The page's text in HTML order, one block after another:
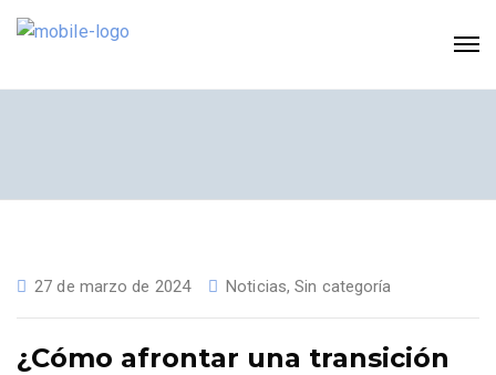
27 de marzo de 2024 Noticias,Sin categoría
¿Cómo afrontar una transición